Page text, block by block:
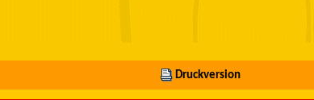
Druckversion